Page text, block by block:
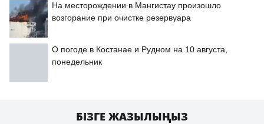
На месторождении в Мангистау произошло
возгорание при очистке резервуара
О погоде в Костанае и Рудном на 10 августа,
понедельник
БІЗГЕ ЖАЗЫЛЫҢЫЗ